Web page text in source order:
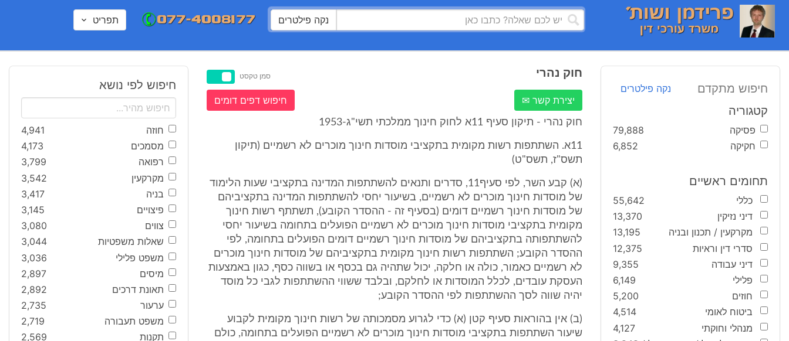
נקה פילטרים תפריט
חיפוש מתקדם נקה פילטרים
קטגוריה
פסיקה
79,888
חקיקה
6,852
תחומים ראשיים
כללי
55,642
דיני נזיקין
13,370
מקרקעין / תכנון ובניה
13,195
סדרי דין וראיות
12,375
דיני עבודה
9,355
פלילי
6,149
חוזים
5,200
ביטוח לאומי
4,514
מנהלי וחוקתי
4,127
חוק נהרי סמן טקסט
יצירת קשר ✉ חיפוש דפים דומים
חוק נהרי - תיקון סעיף 11א לחוק חינוך ממלכתי תשי"ג-1953
11א. השתתפות רשות מקומית בתקציבי מוסדות חינוך מוכרים לא רשמיים (תיקון
תשס"ז, תשס"ט)
(א) קבע השר, לפי סעיף11, סדרים ותנאים להשתתפות המדינה בתקציבי שעות הלימוד
של מוסדות חינוך מוכרים לא רשמיים, בשיעור יחסי להשתתפות המדינה בתקציביהם
של מוסדות חינוך רשמיים דומים (בסעיף זה - ההסדר הקובע), תשתתף רשות חינוך
מקומית בתקציבי מוסדות חינוך מוכרים לא רשמיים הפועלים בתחומה בשיעור יחסי
להשתתפותה בתקציביהם של מוסדות חינוך רשמיים דומים הפועלים בתחומה, לפי
ההסדר הקובע; השתתפות רשות חינוך מקומית בתקציביהם של מוסדות חינוך מוכרים
לא רשמיים כאמור, כולה או חלקה, יכול שתהיה גם בכסף או בשווה כסף, כגון באמצעות
העסקת עובדים, לכלל המוסדות או לחלקם, ובלבד ששווי ההשתתפות לגבי כל מוסד
יהיה שווה לסך ההשתתפות לפי ההסדר הקובע;
(ב) אין בהוראות סעיף קטן (א) כדי לגרוע מסמכותה של רשות חינוך מקומית לקבוע
שיעור השתתפות בתקציבי מוסדות חינוך מוכרים לא רשמיים הפועלים בתחומה, כולם
חיפוש לפי נושא
חוזה
4,941
מסמכים
4,173
רפואה
3,799
מקרקעין
3,542
בניה
3,417
פיצויים
3,145
צווים
3,080
שאלות משפטיות
3,044
משפט פלילי
3,036
מיסים
2,897
תאונת דרכים
2,892
ערעור
2,735
משפט תעבורה
2,719
תקנות
2,569